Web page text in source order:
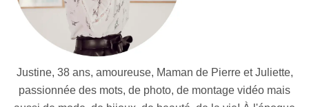
Justine, 38 ans, amoureuse, Maman de Pierre et Juliette,
passionnée des mots, de photo, de montage vidéo mais